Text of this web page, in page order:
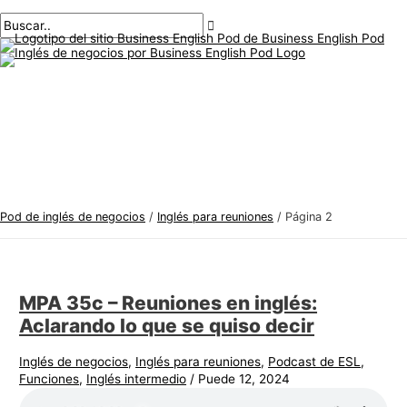
al
contenido
principal
Pod de inglés de negocios / Inglés para reuniones / Página 2
MPA 35c – Reuniones en inglés:
Aclarando lo que se quiso decir
Inglés de negocios, Inglés para reuniones, Podcast de ESL ,
Funciones, Inglés intermedio / Puede 12, 2024
de
publicaciones
T
e
m
s
d
e
n
B
u
s